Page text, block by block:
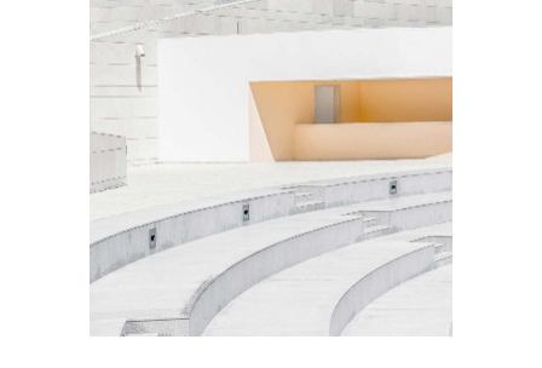
EXTERIOR DESIGN
Concrete Design